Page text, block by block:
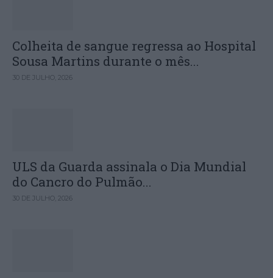
Colheita de sangue regressa ao Hospital
Sousa Martins durante o mês...
30 DE JULHO, 2026
ULS da Guarda assinala o Dia Mundial
do Cancro do Pulmão...
30 DE JULHO, 2026